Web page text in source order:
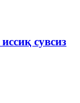
сувсиз